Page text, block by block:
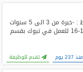
مصففة شعر بكبرى صالونات التجميل النسائي الشروط : -خبرة من 3 الى 5 سنوات
في نفس المجال. الامتيازات : الراتب ... بتاريخ 2025-11-16 للعمل في تبوك بقسم
منذ 237 يوم تقدم للوظيفة